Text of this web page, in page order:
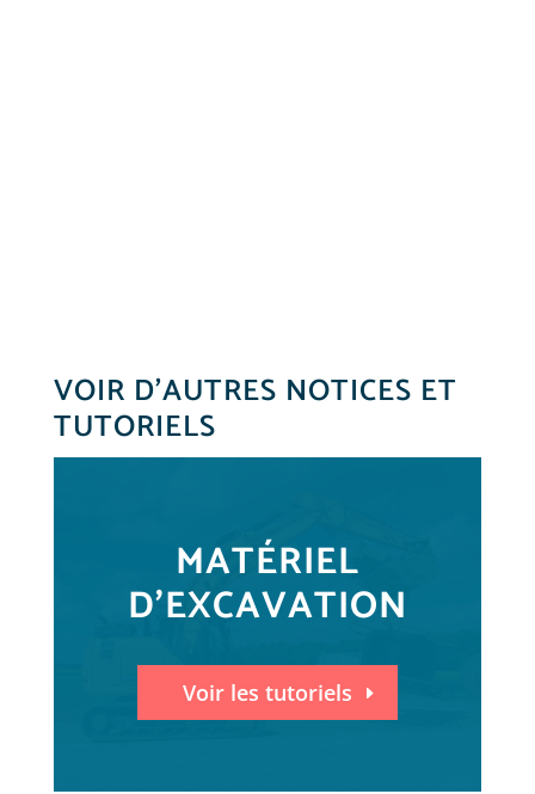
VOIR D’AUTRES NOTICES ET
TUTORIELS
MATÉRIEL
D'EXCAVATION
Voir les tutoriels